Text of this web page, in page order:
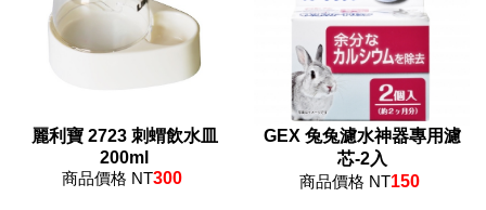
麗利寶 2723 刺蝟飲水皿
200ml
商品價格 NT300
GEX 兔兔濾水神器專用濾
芯-2入
商品價格 NT150